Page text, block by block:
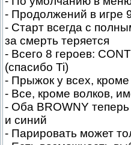
- Продолжений в игре
- Старт всегда с
за смерть теряется
- Всего 8 героев:
(спасибо Ti)
- Прыжок у всех,
- Все, кроме волков,
- Оба BROWNY
и синий
- Парировать может